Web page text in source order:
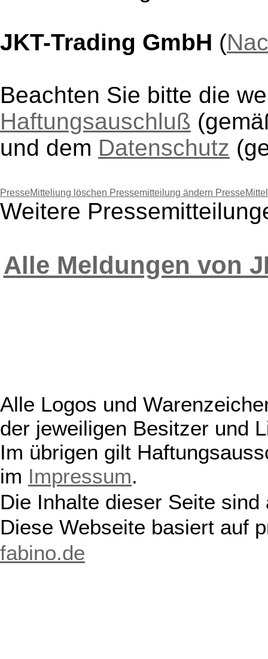
JKT-Trading GmbH (
Beachten Sie bitte die
Haftungsauschluß
und dem Datenschutz
PresseMitteliung löschen Pressemitteilung ändern
Weitere
Alle Meldungen von
Alle Logos und
der jeweiligen Besitzer und
Im übrigen gilt
im Impressum.
Die Inhalte dieser Seite
Diese Webseite basiert auf
fabino.de